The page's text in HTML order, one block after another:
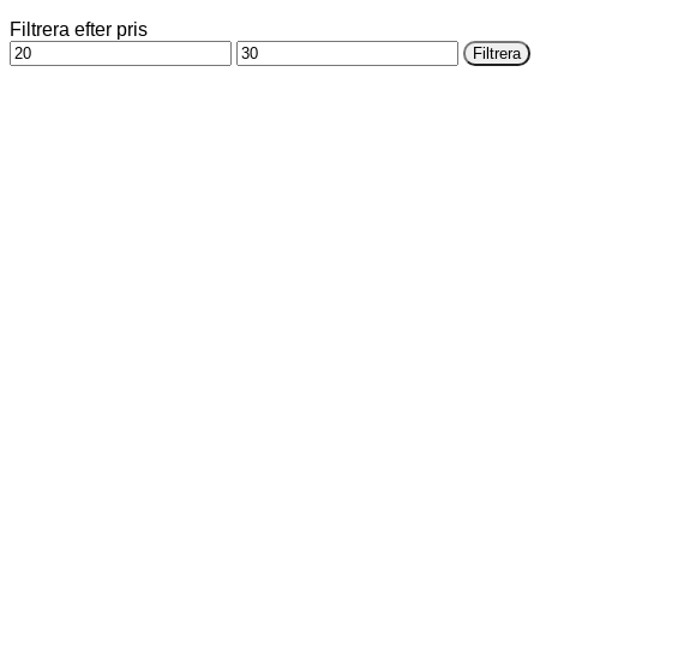
Filtrera efter pris
Min
pris
Max
pris
Filtrera